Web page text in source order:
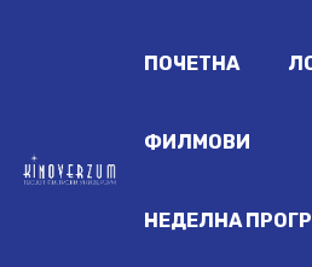
ПОЧЕТНА
ФИЛМОВИ
НЕДЕЛНА